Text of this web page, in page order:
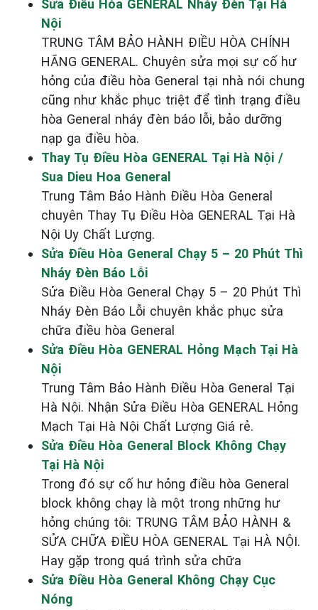
Sửa Điều Hòa GENERAL Nháy Đèn Tại Hà
Nội
TRUNG TÂM BẢO HÀNH ĐIỀU HÒA CHÍNH
HÃNG GENERAL. Chuyên sửa mọi sự cố hư
hỏng của điều hòa General tại nhà nói chung
cũng như khắc phục triệt để tình trạng điều
hòa General nháy đèn báo lỗi, bảo dưỡng
nạp ga điều hòa.
Thay Tụ Điều Hòa GENERAL Tại Hà Nội /
Sua Dieu Hoa General
Trung Tâm Bảo Hành Điều Hòa General
chuyên Thay Tụ Điều Hòa GENERAL Tại Hà
Nội Uy Chất Lượng.
Sửa Điều Hòa General Chạy 5 – 20 Phút Thì
Nháy Đèn Báo Lỗi
Sửa Điều Hòa General Chạy 5 – 20 Phút Thì
Nháy Đèn Báo Lỗi chuyên khắc phục sửa
chữa điều hòa General
Sửa Điều Hòa GENERAL Hỏng Mạch Tại Hà
Nội
Trung Tâm Bảo Hành Điều Hòa General Tại
Hà Nội. Nhận Sửa Điều Hòa GENERAL Hỏng
Mạch Tại Hà Nội Chất Lượng Giá rẻ.
Sửa Điều Hòa General Block Không Chạy
Tại Hà Nội
Trong đó sự cố hư hỏng điều hòa General
block không chạy là một trong những hư
hỏng chúng tôi: TRUNG TÂM BẢO HÀNH &
SỬA CHỮA ĐIỀU HÒA GENERAL Tại HÀ NỘI.
Hay gặp trong quá trình sửa chữa
Sửa Điều Hòa General Không Chạy Cục
Nóng